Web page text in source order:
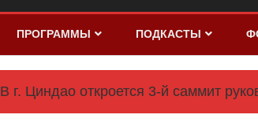
ПРОГРАММЫ ПОДКАСТЫ
В г. Циндао откроется 3-й саммит